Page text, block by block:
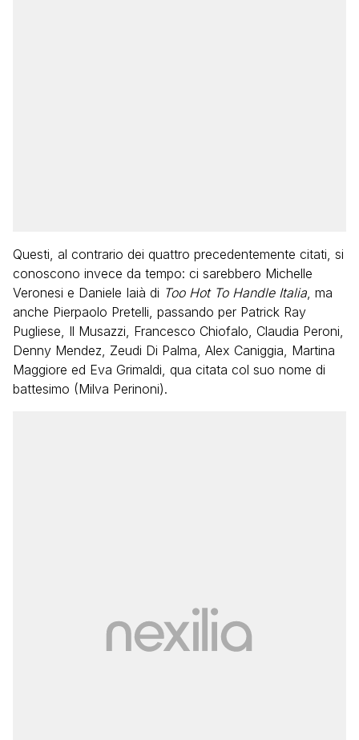
Questi, al contrario dei quattro precedentemente citati, si
conoscono invece da tempo: ci sarebbero Michelle
Veronesi e Daniele Iaià di Too Hot To Handle Italia, ma
anche Pierpaolo Pretelli, passando per Patrick Ray
Pugliese, Il Musazzi, Francesco Chiofalo, Claudia Peroni,
Denny Mendez, Zeudi Di Palma, Alex Caniggia, Martina
Maggiore ed Eva Grimaldi, qua citata col suo nome di
battesimo (Milva Perinoni).